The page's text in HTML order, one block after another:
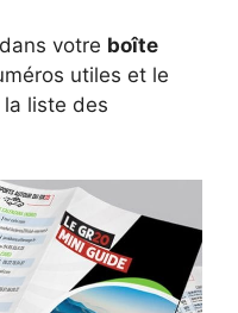
dans votre boîte
utiles et le
liste des